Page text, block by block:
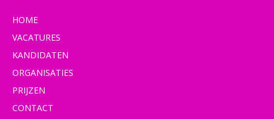
HOME
VACATURES
KANDIDATEN
ORGANISATIES
PRIJZEN
CONTACT